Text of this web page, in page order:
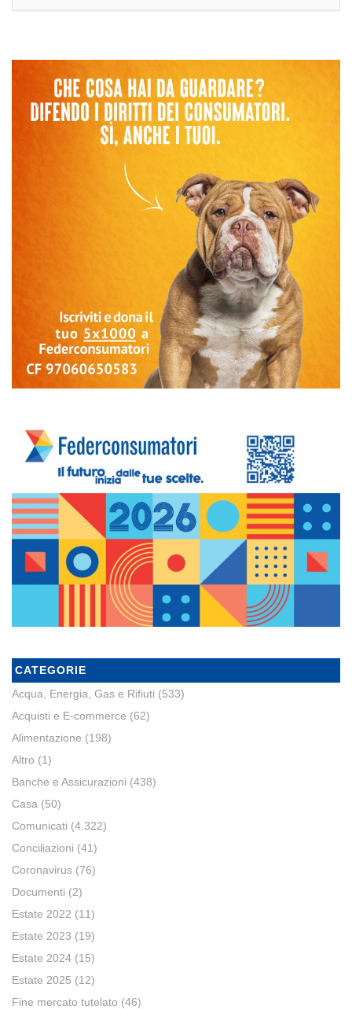
CATEGORIE
Acqua, Energia, Gas e Rifiuti (533)
Acquisti e E-commerce (62)
Alimentazione (198)
Altro (1)
Banche e Assicurazioni (438)
Casa (50)
Comunicati (4.322)
Conciliazioni (41)
Coronavirus (76)
Documenti (2)
Estate 2022 (11)
Estate 2023 (19)
Estate 2024 (15)
Estate 2025 (12)
Fine mercato tutelato (46)